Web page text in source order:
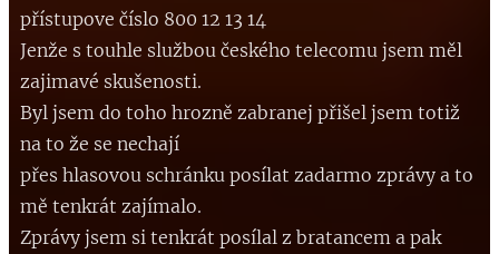
přístupove číslo 800 12 13 14
Jenže s touhle službou českého telecomu jsem měl
zajimavé skušenosti.
Byl jsem do toho hrozně zabranej přišel jsem totiž
na to že se nechají
přes hlasovou schránku posílat zadarmo zprávy a to
mě tenkrát zajímalo.
Zprávy jsem si tenkrát posílal z bratancem a pak